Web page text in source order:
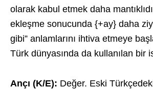
olarak kabul etmek daha
ekleşme sonucunda {+ay} daha
gibi” anlamlarını ihtiva etmeye
Türk dünyasında da kullanılan bir
Ançı (K/E): Değer. Eski